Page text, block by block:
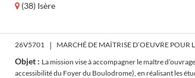
(38) Isère
26V5701 |
Objet : La mission vise à accompagner le maître
accessibilité du Foyer du Boulodrome), en réalisant les